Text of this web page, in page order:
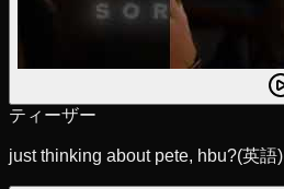
ティーザー
just thinking about pete, hbu?(英語)